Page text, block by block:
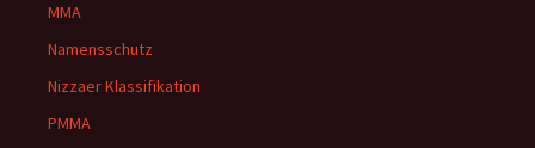
MMA
Namensschutz
Nizzaer Klassifikation
PMMA